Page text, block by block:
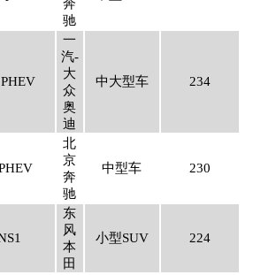
奔
驰
一
汽-
大
众
奥
迪
中大型车 234
北
京
奔
驰
中型车 230
东
风
本
田
小型SUV 224